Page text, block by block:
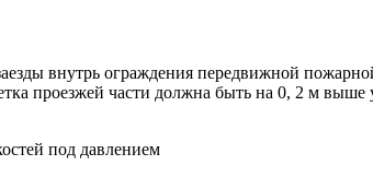
внутрь ограждения передвижной
проезжей части должна быть на 0, 2 м выше
под давлением